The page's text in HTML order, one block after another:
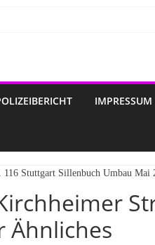
IMPRESSUM
Ähnliches